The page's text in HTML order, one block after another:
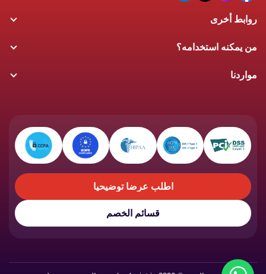
روابط أخرى
من يمكنه استخدامه؟
مواردنا
اطلب عرضاً توضيحياً
قسائم الخصم